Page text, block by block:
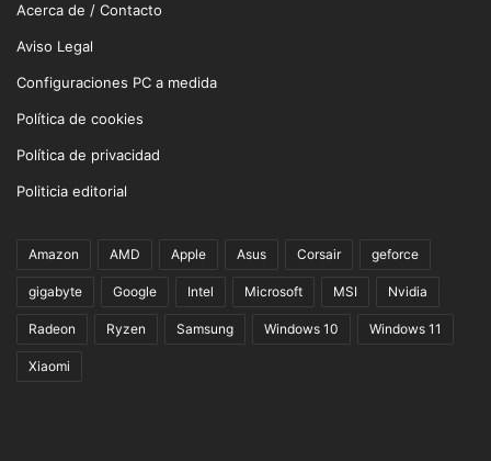
Acerca de / Contacto
Aviso Legal
Configuraciones PC a medida
Política de cookies
Política de privacidad
Politicia editorial
Amazon AMD Apple Asus Corsair geforce
gigabyte Google Intel Microsoft MSI Nvidia
Radeon Ryzen Samsung Windows 10 Windows 11
Xiaomi